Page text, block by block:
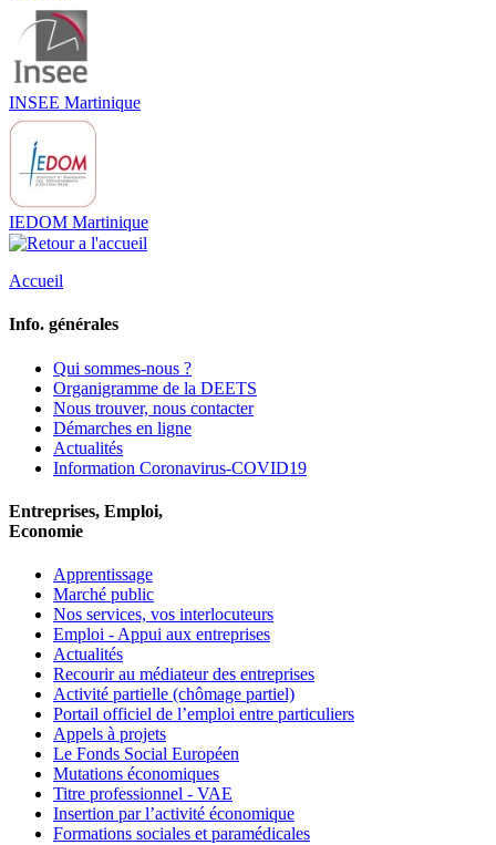
INSEE Martinique
IEDOM Martinique
Accueil
Info. générales
Qui sommes-nous ?
Organigramme de la DEETS
Nous trouver, nous contacter
Démarches en ligne
Actualités
Information Coronavirus-COVID19
Entreprises, Emploi,
Economie
Apprentissage
Marché public
Nos services, vos interlocuteurs
Emploi - Appui aux entreprises
Actualités
Recourir au médiateur des entreprises
Activité partielle (chômage partiel)
Portail officiel de l’emploi entre particuliers
Appels à projets
Le Fonds Social Européen
Mutations économiques
Titre professionnel - VAE
Insertion par l’activité économique
Formations sociales et paramédicales